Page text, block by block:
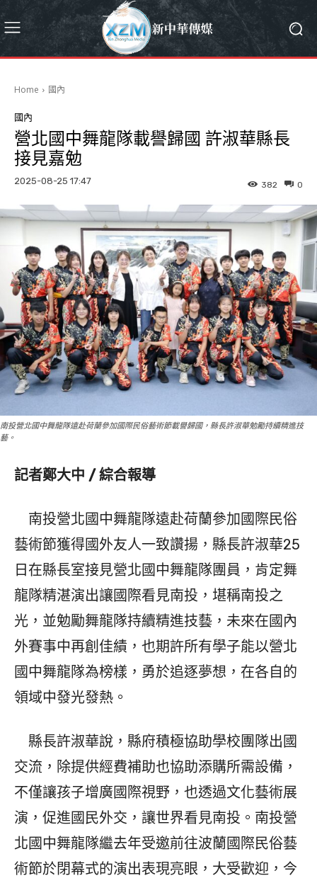
Home 國內
國內
營北國中舞龍隊載譽歸國 許淑華縣長
接見嘉勉
2025-08-25 17:47 0
382
南投營北國中舞龍隊遠赴荷蘭參加國際民俗藝術節載譽歸國，縣長許淑華勉勵持續精進技
藝。
記者鄭大中 / 綜合報導
南投營北國中舞龍隊遠赴荷蘭參加國際民俗
藝術節獲得國外友人一致讚揚，縣長許淑華25
日在縣長室接見營北國中舞龍隊團員，肯定舞
龍隊精湛演出讓國際看見南投，堪稱南投之
光，並勉勵舞龍隊持續精進技藝，未來在國內
外賽事中再創佳績，也期許所有學子能以營北
國中舞龍隊為榜樣，勇於追逐夢想，在各自的
領域中發光發熱。
縣長許淑華說，縣府積極協助學校團隊出國
交流，除提供經費補助也協助添購所需設備，
不僅讓孩子增廣國際視野，也透過文化藝術展
演，促進國民外交，讓世界看見南投。南投營
北國中舞龍隊繼去年受邀前往波蘭國際民俗藝
術節於閉幕式的演出表現亮眼，大受歡迎，今